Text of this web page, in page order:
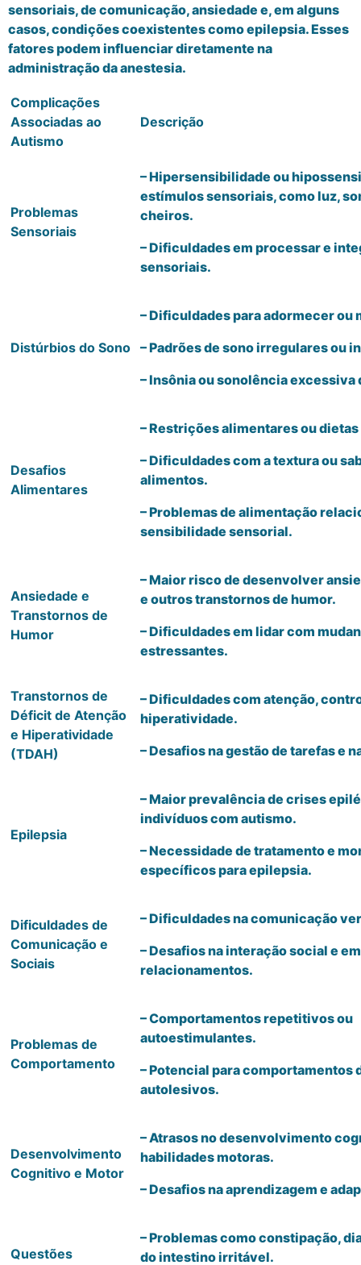
sensoriais, de comunicação, ansiedade e, em alguns
casos, condições coexistentes como epilepsia. Esses
fatores podem influenciar diretamente na
administração da anestesia.
Complicações
Associadas ao
Autismo
Descrição
Problemas
Sensoriais
– Hipersensibilidade ou
estímulos sensoriais, como luz,
cheiros.
– Dificuldades em processar e
sensoriais.
Distúrbios do Sono
– Dificuldades para adormecer ou
– Padrões de sono irregulares ou
– Insônia ou sonolência excessiva
Desafios
Alimentares
– Restrições alimentares ou
– Dificuldades com a textura ou
alimentos.
– Problemas de alimentação
sensibilidade sensorial.
Ansiedade e
Transtornos de
Humor
– Maior risco de desenvolver
e outros transtornos de humor.
– Dificuldades em lidar com
estressantes.
Transtornos de
Déficit de Atenção
e Hiperatividade
(TDAH)
– Dificuldades com atenção,
hiperatividade.
– Desafios na gestão de tarefas e
Epilepsia
– Maior prevalência de crises
indivíduos com autismo.
– Necessidade de tratamento e
específicos para epilepsia.
Dificuldades de
Comunicação e
Sociais
– Dificuldades na comunicação
– Desafios na interação social e
relacionamentos.
Problemas de
Comportamento
– Comportamentos repetitivos ou
autoestimulantes.
– Potencial para comportamentos
autolesivos.
Desenvolvimento
Cognitivo e Motor
– Atrasos no desenvolvimento
habilidades motoras.
– Desafios na aprendizagem e
Questões
– Problemas como constipação,
do intestino irritável.